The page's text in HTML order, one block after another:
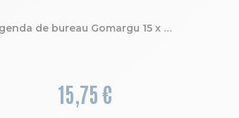
Agenda de bureau Gomargu 15 x 21 cm Semainier Janvier à Décembre 2027
15,75 €